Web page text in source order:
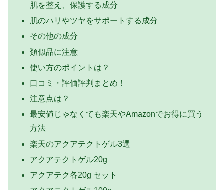
肌を整え、保護する成分
肌のハリやツヤをサポートする成分
その他の成分
類似品に注意
使い方のポイントは？
口コミ・評価評判まとめ！
注意点は？
最安値じゃなくても楽天やAmazonでお得に買う
方法
楽天のアクアテクトゲル3選
アクアテクトゲル20g
アクアテク各20g セット